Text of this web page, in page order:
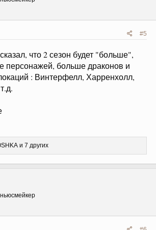
#5
что 2 сезон будет "больше",
персонажей, больше драконов и
: Винтерфелл, Харренхолл,
и 7 других